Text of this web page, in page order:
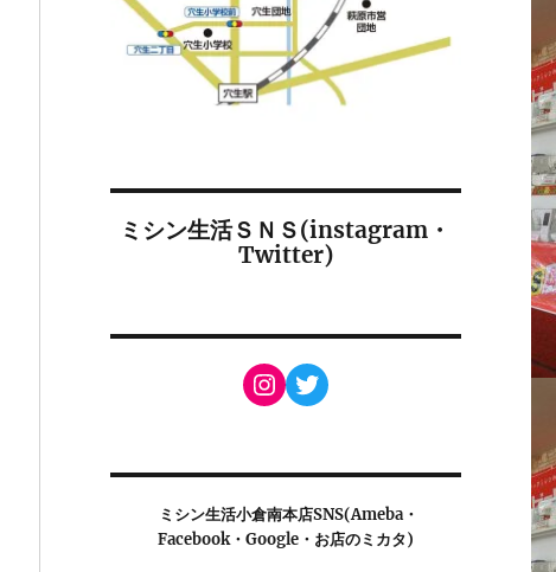
ミシン生活ＳＮＳ(instagram・
Twitter)
Instagram
Twitter
ミシン生活小倉南本店SNS(Ameba・
Facebook・Google・お店のミカタ)